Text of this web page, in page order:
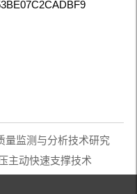
量监测与分析技术研究
主动快速支撑技术